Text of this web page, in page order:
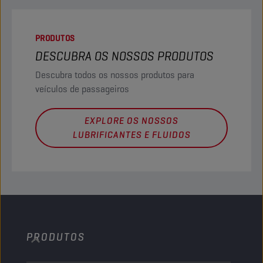
PRODUTOS
DESCUBRA OS NOSSOS PRODUTOS
Descubra todos os nossos produtos para
veículos de passageiros
EXPLORE OS NOSSOS
LUBRIFICANTES E FLUIDOS
PRODUTOS